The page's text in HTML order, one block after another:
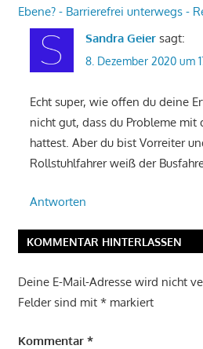
Ebene? - Barrierefrei unterwegs -
Sandra Geier sagt:
8. Dezember 2020 um
Echt super, wie offen du deine
nicht gut, dass du Probleme mit
hattest. Aber du bist Vorreiter
Rollstuhlfahrer weiß der
Antworten
KOMMENTAR HINTERLASSEN
Deine E-Mail-Adresse wird nicht
Felder sind mit *markiert
Kommentar *